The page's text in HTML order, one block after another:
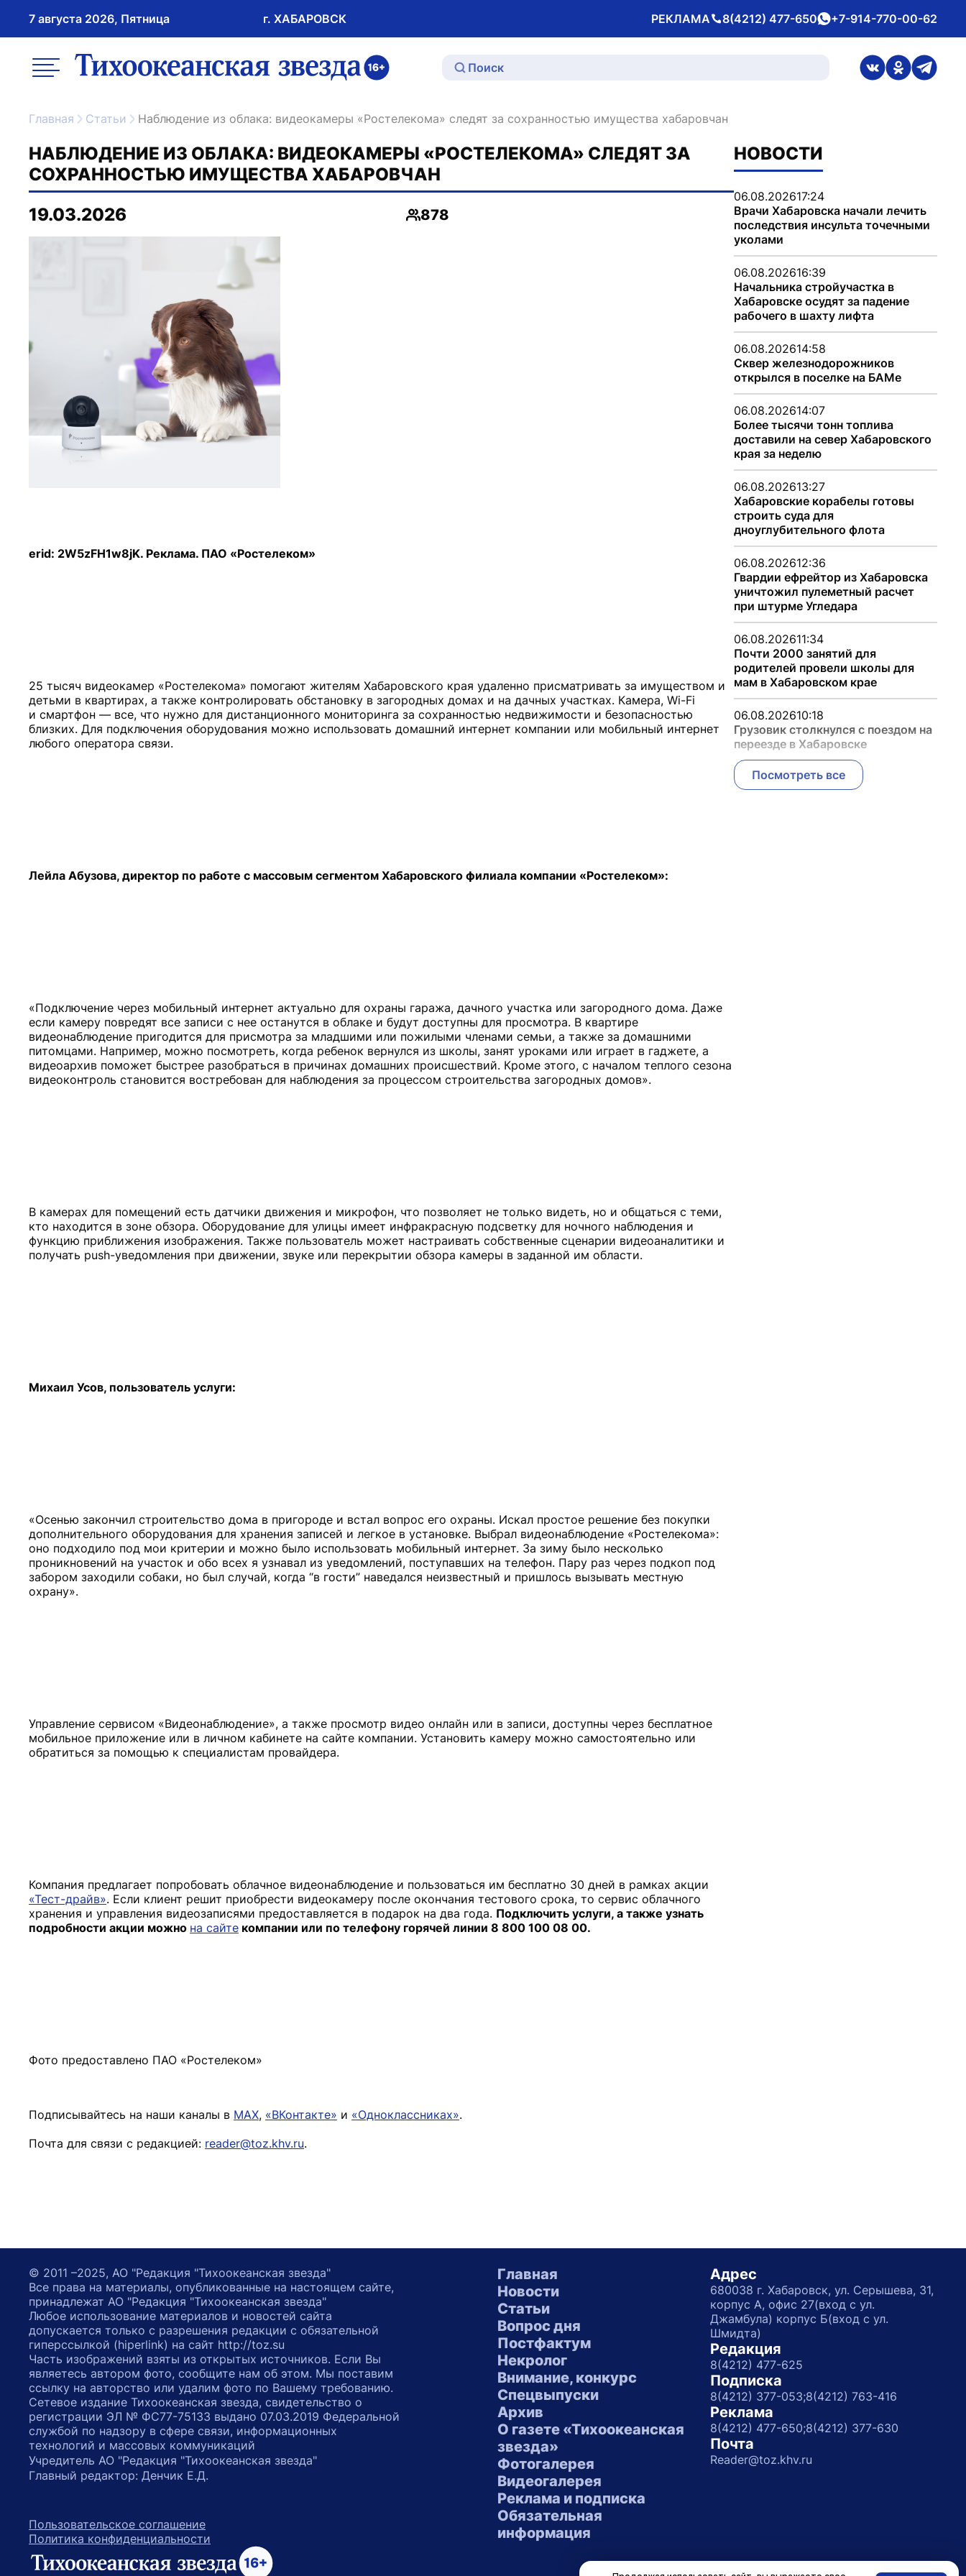
7 августа 2026, Пятница г. ХАБАРОВСК РЕКЛАМА
Телефон 8(4212) 477-650whatsApp
+7-914-770-00-62
меню ссылка на главную
ссылка на
ссылка на
Главная Статьи Наблюдение из облака: видеокамеры «Ростелекома» следят за сохранностью имущества хабаровчан
НАБЛЮДЕНИЕ ИЗ ОБЛАКА: ВИДЕОКАМЕРЫ «РОСТЕЛЕКОМА» СЛЕДЯТ ЗА
СОХРАННОСТЬЮ ИМУЩЕСТВА ХАБАРОВЧАН
19.03.2026
Просмотры
878
erid: 2W5zFH1w8jK. Реклама. ПАО «Ростелеком»
25 тысяч видеокамер «Ростелекома» помогают жителям Хабаровского края удаленно присматривать за имуществом и
детьми в квартирах, а также контролировать обстановку в загородных домах и на дачных участках. Камера, Wi-Fi
и смартфон — все, что нужно для дистанционного мониторинга за сохранностью недвижимости и безопасностью
близких. Для подключения оборудования можно использовать домашний интернет компании или мобильный интернет
Лейла Абузова, директор по работе с массовым сегментом Хабаровского филиала компании «Ростелеком»:
«Подключение через мобильный интернет актуально для охраны гаража, дачного участка или загородного дома. Даже
если камеру повредят все записи с нее останутся в облаке и будут доступны для просмотра. В квартире
видеонаблюдение пригодится для присмотра за младшими или пожилыми членами семьи, а также за домашними
питомцами. Например, можно посмотреть, когда ребенок вернулся из школы, занят уроками или играет в гаджете, а
видеоархив поможет быстрее разобраться в причинах домашних происшествий. Кроме этого, с началом теплого сезона
В камерах для помещений есть датчики движения и микрофон, что позволяет не только видеть, но и общаться с теми,
кто находится в зоне обзора. Оборудование для улицы имеет инфракрасную подсветку для ночного наблюдения и
функцию приближения изображения. Также пользователь может настраивать собственные сценарии видеоаналитики и
Михаил Усов, пользователь услуги:
«Осенью закончил строительство дома в пригороде и встал вопрос его охраны. Искал простое решение без покупки
дополнительного оборудования для хранения записей и легкое в установке. Выбрал видеонаблюдение «Ростелекома»:
оно подходило под мои критерии и можно было использовать мобильный интернет. За зиму было несколько
проникновений на участок и обо всех я узнавал из уведомлений, поступавших на телефон. Пару раз через подкоп под
забором заходили собаки, но был случай, когда “в гости” наведался неизвестный и пришлось вызывать местную
Управление сервисом «Видеонаблюдение», а также просмотр видео онлайн или в записи, доступны через бесплатное
мобильное приложение или в личном кабинете на сайте компании. Установить камеру можно самостоятельно или
Компания предлагает попробовать облачное видеонаблюдение и пользоваться им бесплатно 30 дней в рамках акции
«Тест-драйв». Если клиент решит приобрести видеокамеру после окончания тестового срока, то сервис облачного
хранения и управления видеозаписями предоставляется в подарок на два года. Подключить услуги, а также узнать
подробности акции можно на сайте компании или по телефону горячей линии 8 800 100 08 00.
Подписывайтесь на наши каналы в MAX, «ВКонтакте» и «Одноклассниках».
Почта для связи с редакцией: reader@toz.khv.ru.
НОВОСТИ
06.08.202617:24
Врачи Хабаровска начали лечить
последствия инсульта точечными
уколами
06.08.202616:39
Начальника стройучастка в
Хабаровске осудят за падение
рабочего в шахту лифта
06.08.202614:58
Сквер железнодорожников
открылся в поселке на БАМе
06.08.202614:07
Более тысячи тонн топлива
доставили на север Хабаровского
края за неделю
06.08.202613:27
Хабаровские корабелы готовы
строить суда для
дноуглубительного флота
06.08.202612:36
Гвардии ефрейтор из Хабаровска
уничтожил пулеметный расчет
при штурме Угледара
06.08.202611:34
Почти 2000 занятий для
родителей провели школы для
мам в Хабаровском крае
06.08.202610:18
Грузовик столкнулся с поездом на
переезде в Хабаровске
Посмотреть все
Главная
Новости
Статьи
Вопрос дня
Постфактум
Некролог
Внимание, конкурс
Спецвыпуски
Архив
О газете «Тихоокеанская
звезда»
Фотогалерея
Видеогалерея
Реклама и подписка
Обязательная
информация
Адрес
680038 г. Хабаровск, ул. Серышева, 31,
корпус А, офис 27(вход с ул.
Джамбула) корпус Б(вход с ул.
Шмидта)
Редакция
8(4212) 477-625
Подписка
8(4212) 377-053;8(4212) 763-416
Реклама
8(4212) 477-650;8(4212) 377-630
Почта
Reader@toz.khv.ru
© 2011 –2025, АО "Редакция "Тихоокеанская звезда"
Все права на материалы, опубликованные на настоящем сайте,
принадлежат АО "Редакция "Тихоокеанская звезда"
Любое использование материалов и новостей сайта
допускается только с разрешения редакции с обязательной
гиперссылкой (hiperlink) на сайт http://toz.su
Часть изображений взяты из открытых источников. Если Вы
являетесь автором фото, сообщите нам об этом. Мы поставим
ссылку на авторство или удалим фото по Вашему требованию.
Сетевое издание Тихоокеанская звезда, свидетельство о
регистрации ЭЛ № ФС77-75133 выдано 07.03.2019 Федеральной
службой по надзору в сфере связи, информационных
технологий и массовых коммуникаций
Учредитель АО "Редакция "Тихоокеанская звезда"
Главный редактор: Денчик Е.Д.
Пользовательское соглашение
Политика конфиденциальности
ссылка на главную
возрастное ограничение 16+